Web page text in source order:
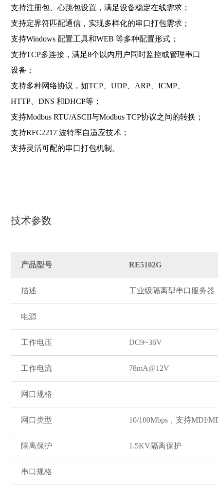
支持注册包、心跳包设置，满足设备稳定在线需求；
支持定界符匹配通信，实现多样化的串口打包需求；
支持Windows 配置工具和WEB 等多种配置形式；
支持TCP多连接，满足8个以内用户同时监控或管理串口
设备；
支持多种网络协议，如TCP、UDP、ARP、ICMP、
HTTP、DNS 和DHCP等；
支持Modbus RTU/ASCII与Modbus TCP协议之间的转换；
支持RFC2217 波特率自适应技术；
支持灵活可配的串口打包机制。
技术参数
产品型号 RE5102G
描述 工业级隔离型串口服务器
电源
工作电压 DC9~36V
工作电流 78mA@12V
网口规格
网口类型 10/100Mbps，支持MDI/
隔离保护 1.5KV隔离保护
串口规格